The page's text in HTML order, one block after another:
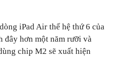
iPad Air thế hệ thứ 6 của
đây hơn một năm rưỡi và
chip M2 sẽ xuất hiện